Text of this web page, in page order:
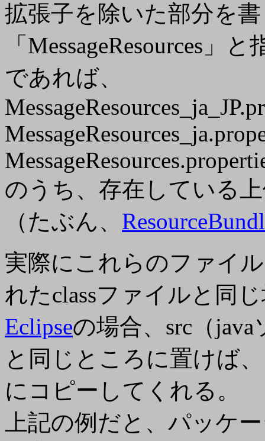
拡張子を除いた部分を
「MessageResources」
であれば、
のうち、存在している
（たぶん、
実際にこれらのファイ
れたclassファイルと同
Eclipseの場合、src（
と同じところに置けば
にコピーしてくれる。
上記の例だと、パッケ